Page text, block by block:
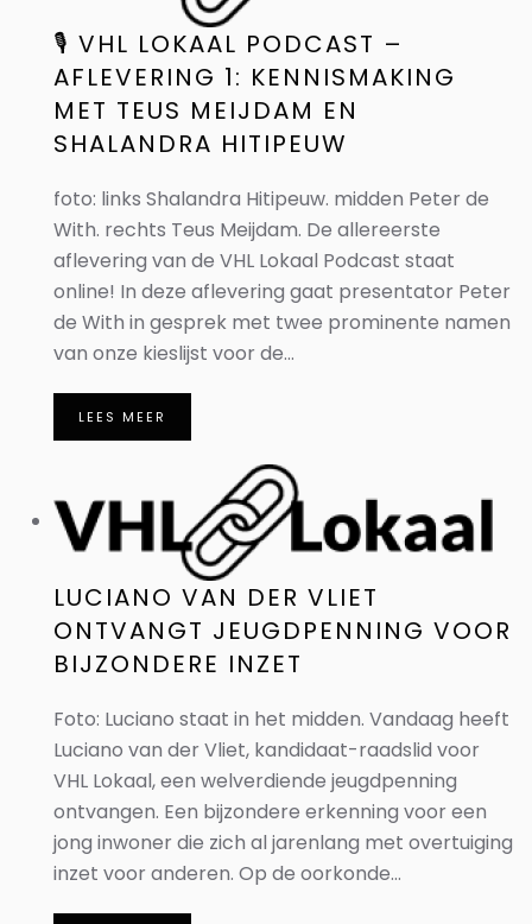
🎙️ VHL LOKAAL PODCAST –
AFLEVERING 1: KENNISMAKING
MET TEUS MEIJDAM EN
SHALANDRA HITIPEUW
foto: links Shalandra Hitipeuw. midden Peter de
With. rechts Teus Meijdam. De allereerste
aflevering van de VHL Lokaal Podcast staat
online! In deze aflevering gaat presentator Peter
de With in gesprek met twee prominente namen
van onze kieslijst voor de...
LEES MEER
LUCIANO VAN DER VLIET
ONTVANGT JEUGDPENNING VOOR
BIJZONDERE INZET
Foto: Luciano staat in het midden. Vandaag heeft
Luciano van der Vliet, kandidaat-raadslid voor
VHL Lokaal, een welverdiende jeugdpenning
ontvangen. Een bijzondere erkenning voor een
jong inwoner die zich al jarenlang met overtuiging
inzet voor anderen. Op de oorkonde...